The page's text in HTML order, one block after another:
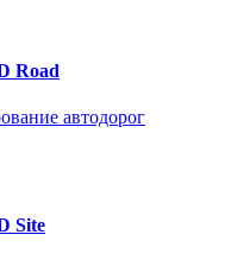
Road
автодорог
Site